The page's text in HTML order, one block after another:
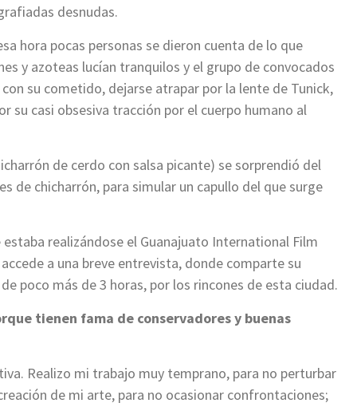
desnudas.
hora pocas personas se dieron cuenta de lo que
y azoteas lucían tranquilos y el grupo de convocados
su cometido, dejarse atrapar por la lente de Tunick,
casi obsesiva tracción por el cuerpo humano al
de cerdo con salsa picante) se sorprendió del
de chicharrón, para simular un capullo del que surge
realizándose el Guanajuato International Film
a una breve entrevista, donde comparte su
poco más de 3 horas, por los rincones de esta ciudad.
tienen fama de conservadores y buenas
Realizo mi trabajo muy temprano, para no perturbar
de mi arte, para no ocasionar confrontaciones;